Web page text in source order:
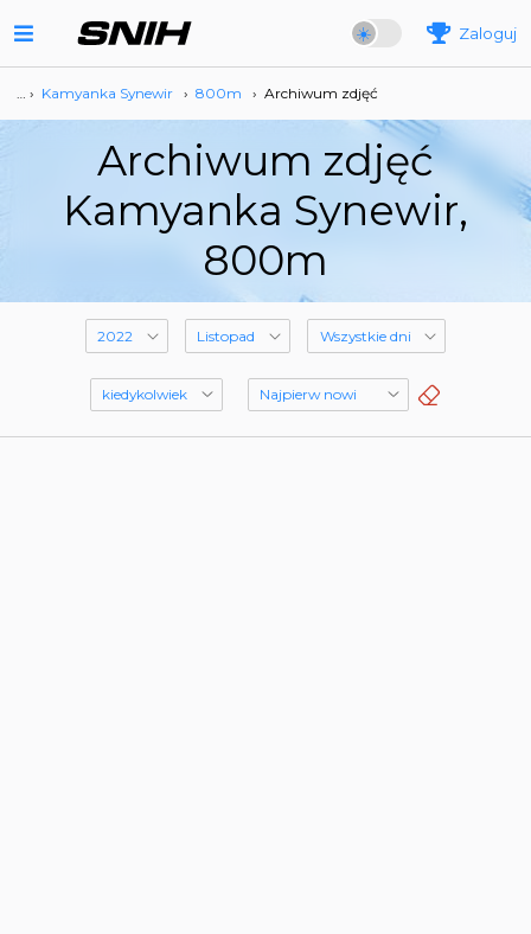
Zaloguj
… › Kamyanka Synewir › 800m › Archiwum zdjęć
Archiwum zdjęć
Kamyanka Synewir,
800m